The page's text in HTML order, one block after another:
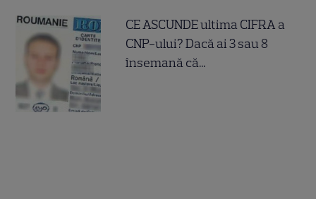
CE ASCUNDE ultima CIFRA a
CNP-ului? Dacă ai 3 sau 8
însemană că...